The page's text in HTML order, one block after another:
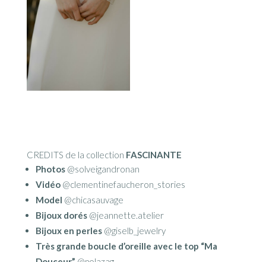
CREDITS de la collection FASCINANTE
Photos@solveigandronan
Vidéo@clementinefaucheron_stories
Model @chicasauvage
Bijoux dorés@jeannette.atelier
Bijoux en perles@giselb_jewelry
Très grande boucle d’oreille avec le top “Ma